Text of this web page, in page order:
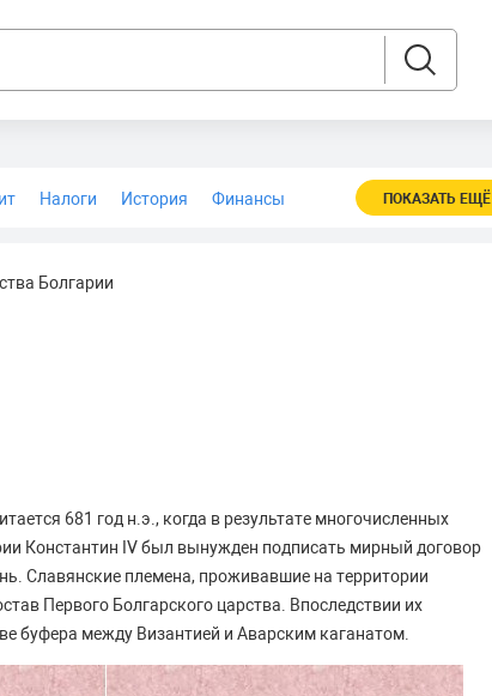
Налоги История
Финансы
ПОКАЗАТЬ ЕЩЁ
Болгарии
681 год н.э., когда в результате многочисленных
Константин IV был вынужден подписать мирный договор
Славянские племена, проживавшие на территории
Первого Болгарского царства. Впоследствии их
буфера между Византией и Аварским каганатом.